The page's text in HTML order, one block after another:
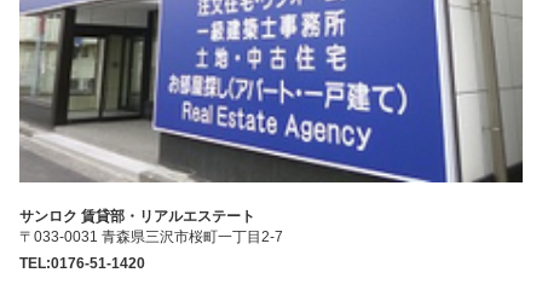
サンロク 賃貸部・リアルエステート
〒033-0031 青森県三沢市桜町一丁目2-7
TEL:0176-51-1420